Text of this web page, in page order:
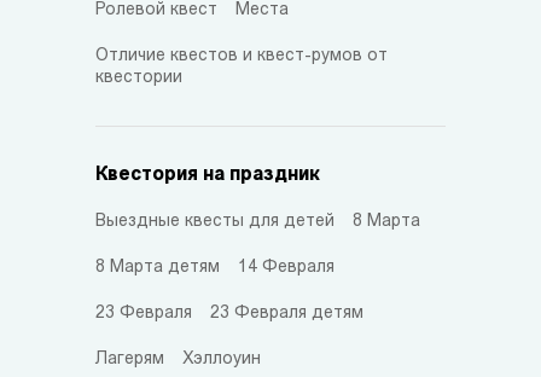
Ролевой квест Места
Отличие квестов и квест-румов от
квестории
Квестория на праздник
Выездные квесты для детей 8 Марта
8 Марта детям 14 Февраля
23 Февраля 23 Февраля детям
Лагерям Хэллоуин